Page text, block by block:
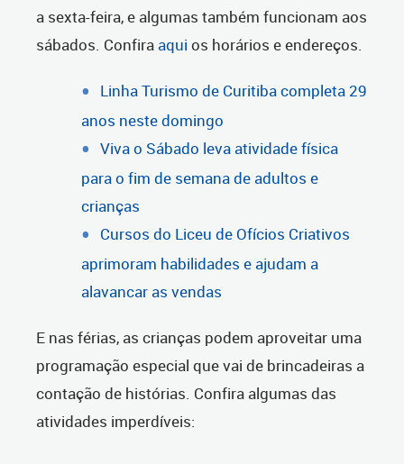
a sexta-feira, e algumas também funcionam aos
sábados. Confira aqui os horários e endereços.
Linha Turismo de Curitiba completa 29
anos neste domingo
Viva o Sábado leva atividade física
para o fim de semana de adultos e
crianças
Cursos do Liceu de Ofícios Criativos
aprimoram habilidades e ajudam a
alavancar as vendas
E nas férias, as crianças podem aproveitar uma
programação especial que vai de brincadeiras a
contação de histórias. Confira algumas das
atividades imperdíveis: